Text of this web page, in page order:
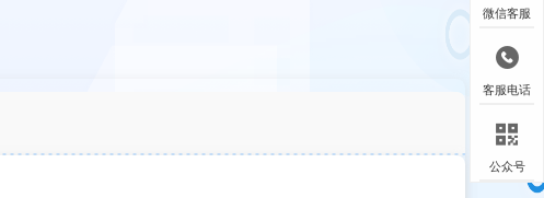
微信客服
客服电话
公众号